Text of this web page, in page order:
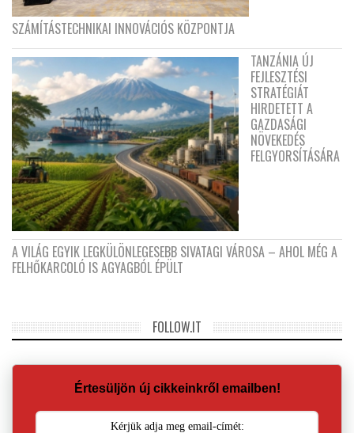
SZÁMÍTÁSTECHNIKAI INNOVÁCIÓS KÖZPONTJA
TANZÁNIA ÚJ
FEJLESZTÉSI
STRATÉGIÁT
HIRDETETT A
GAZDASÁGI
NÖVEKEDÉS
FELGYORSÍTÁSÁRA
A VILÁG EGYIK LEGKÜLÖNLEGESEBB SIVATAGI VÁROSA – AHOL MÉG A
FELHŐKARCOLÓ IS AGYAGBÓL ÉPÜLT
FOLLOW.IT
Értesüljön új cikkeinkről emailben!